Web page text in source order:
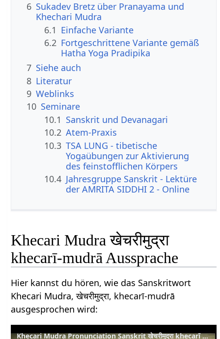
6 Sukadev Bretz über Pranayama und
Khechari Mudra
6.1 Einfache Variante
6.2 Fortgeschrittene Variante gemäß
Hatha Yoga Pradipika
7 Siehe auch
8 Literatur
9 Weblinks
10 Seminare
10.1 Sanskrit und Devanagari
10.2 Atem-Praxis
10.3 TSA LUNG - tibetische
Yogaübungen zur Aktivierung
des feinstofflichen Körpers
10.4 Jahresgruppe Sanskrit - Lektüre
der AMRITA SIDDHI 2 - Online
Khecari Mudra खेचरीमुद्रा
khecarī-mudrā Aussprache
Hier kannst du hören, wie das Sanskritwort
Khecari Mudra, खेचरीमुद्रा, khecarī-mudrā
ausgesprochen wird:
Khecari Mudra Pronunciation Sanskrit खेचरीमुद्रा khecarī mudrā